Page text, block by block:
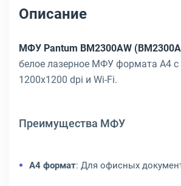
Описание
МФУ Pantum BM2300AW
белое лазерное МФУ формата A4
1200x1200 dpi и Wi-Fi.
Преимущества МФУ
A4 формат: Для офисных